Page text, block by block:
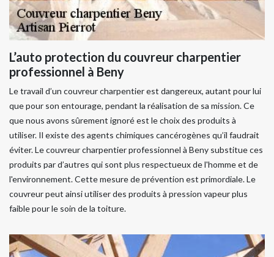
L’auto protection du couvreur charpentier
professionnel à Beny
Le travail d’un couvreur charpentier est dangereux, autant pour lui
que pour son entourage, pendant la réalisation de sa mission. Ce
que nous avons sûrement ignoré est le choix des produits à
utiliser. Il existe des agents chimiques cancérogènes qu’il faudrait
éviter. Le couvreur charpentier professionnel à Beny substitue ces
produits par d’autres qui sont plus respectueux de l'homme et de
l'environnement. Cette mesure de prévention est primordiale. Le
couvreur peut ainsi utiliser des produits à pression vapeur plus
faible pour le soin de la toiture.